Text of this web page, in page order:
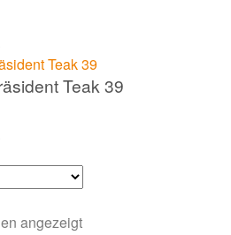
Teak 39
angezeigt